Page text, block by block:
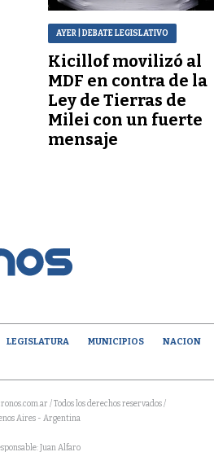
AYER | DEBATE LEGISLATIVO
Kicillof movilizó al
MDF en contra de la
Ley de Tierras de
Milei con un fuerte
mensaje
LEGISLATURA MUNICIPIOS NACION
/ Todos los derechos reservados /
Aires - Argentina
Juan Alfaro